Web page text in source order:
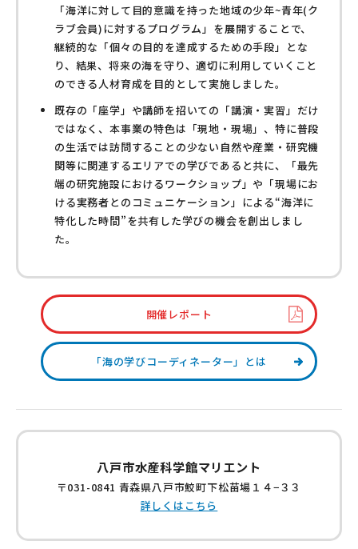
「海洋に対して目的意識を持った地域の少年~青年(ク
ラブ会員)に対するプログラム」を展開することで、
継続的な「個々の目的を達成するための手段」とな
り、結果、将来の海を守り、適切に利用していくこと
のできる人材育成を目的として実施しました。
既存の「座学」や講師を招いての「講演・実習」だけ
ではなく、本事業の特色は「現地・現場」、特に普段
の生活では訪問することの少ない自然や産業・研究機
関等に関連するエリアでの学びであると共に、「最先
端の研究施設におけるワークショップ」や「現場にお
ける実務者とのコミュニケーション」による“海洋に
特化した時間”を共有した学びの機会を創出しまし
た。
開催レポート
「海の学びコーディネーター」とは
八戸市水産科学館マリエント
〒031-0841 青森県八戸市鮫町下松苗場１４−３３
詳しくはこちら